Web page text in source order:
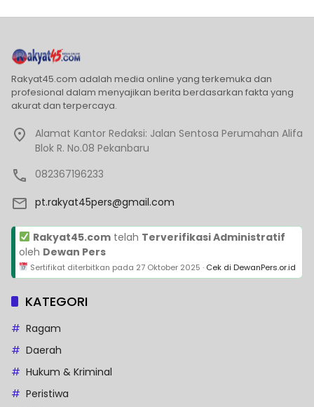
Rakyat45.com adalah media online yang terkemuka dan
profesional dalam menyajikan berita berdasarkan fakta yang
akurat dan terpercaya.
Alamat Kantor Redaksi: Jalan Sentosa Perumahan Alifa
Blok R. No.08 Pekanbaru
082367196233
pt.rakyat45pers@gmail.com
Rakyat45.comtelah Terverifikasi Administratif
oleh Dewan Pers
Sertifikat diterbitkan pada 27 Oktober 2025 · Cek di DewanPers.or.id
KATEGORI
Ragam
Daerah
Hukum & Kriminal
Peristiwa